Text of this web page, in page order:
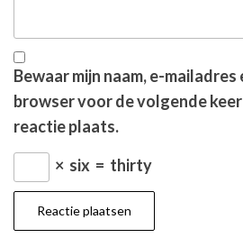
Bewaar mijn naam, e-
browser voor de volgende
reactie plaats.
× six = thirty